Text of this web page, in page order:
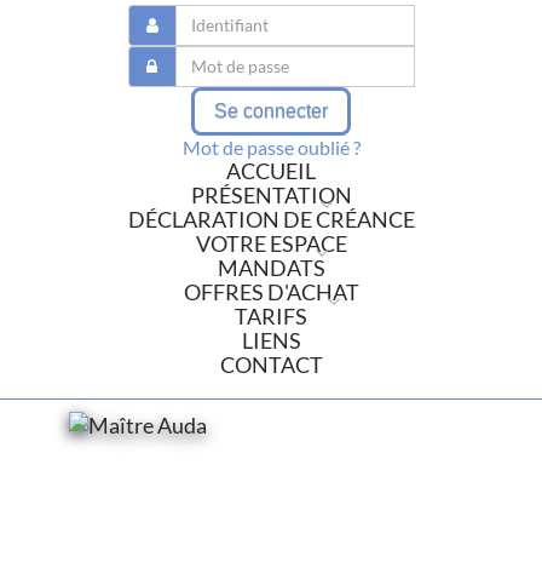
Se connecter
Mot de passe oublié ?
ACCUEIL
PRÉSENTATION
DÉCLARATION DE CRÉANCE
VOTRE ESPACE
MANDATS
OFFRES D'ACHAT
TARIFS
LIENS
CONTACT